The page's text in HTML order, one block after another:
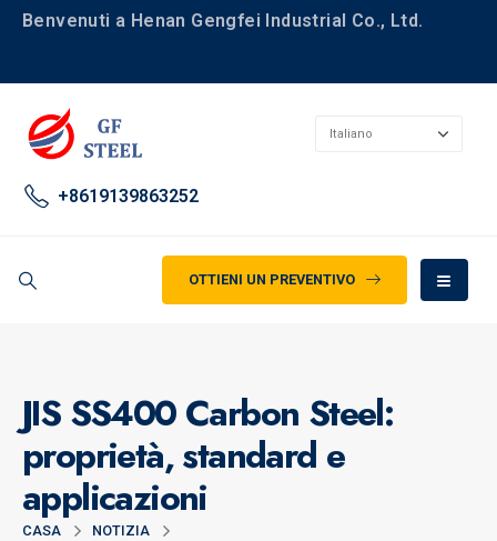
Benvenuti a Henan Gengfei Industrial Co., Ltd.
+8619139863252
OTTIENI UN PREVENTIVO
JIS SS400 Carbon Steel:
proprietà, standard e
applicazioni
CASA
NOTIZIA